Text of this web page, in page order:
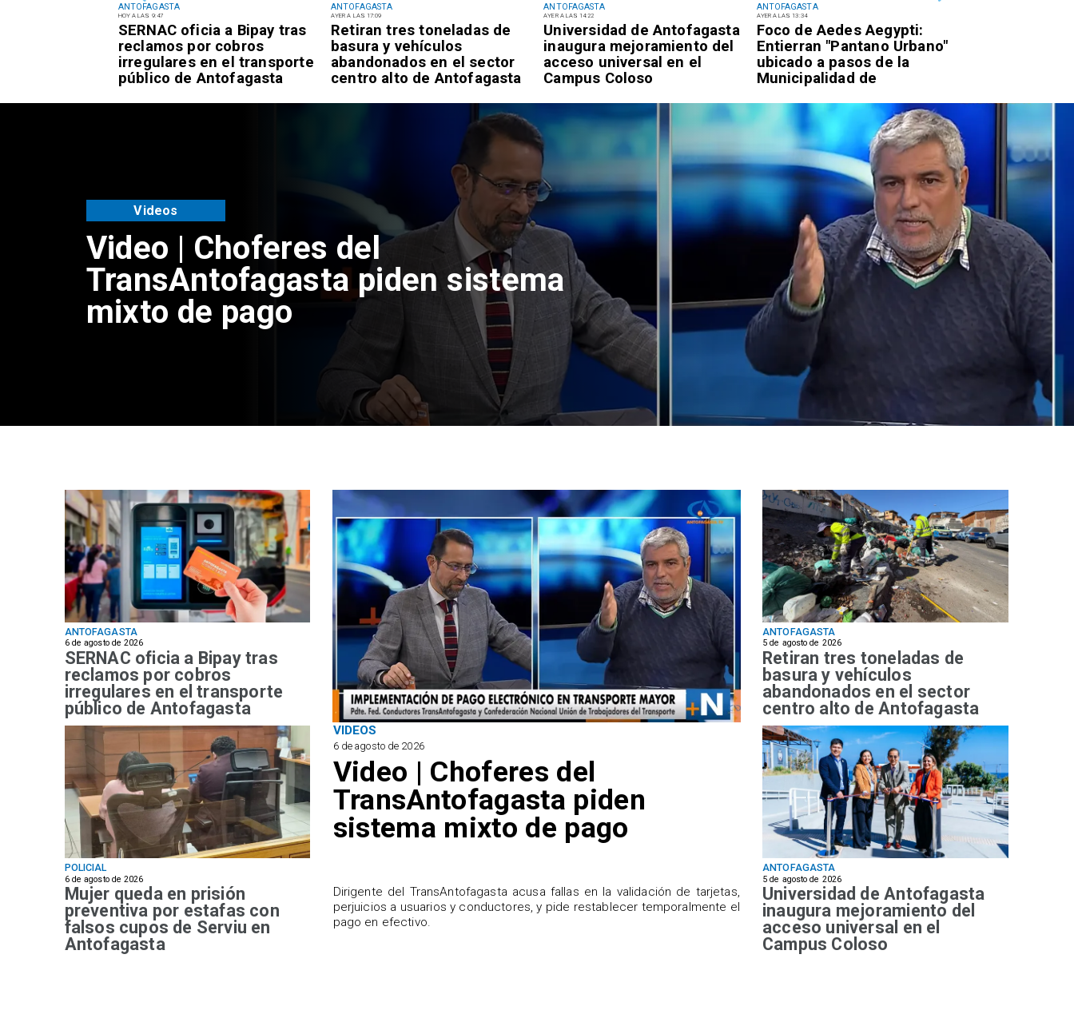
ANTOFAGASTA
HOY A LAS 9:47
SERNAC oficia a Bipay tras
reclamos por cobros
irregulares en el transporte
público de Antofagasta
ANTOFAGASTA
AYER A LAS 17:09
Retiran tres toneladas de
basura y vehículos
abandonados en el sector
centro alto de Antofagasta
ANTOFAGASTA
AYER A LAS 14:22
Universidad de Antofagasta
inaugura mejoramiento del
acceso universal en el
Campus Coloso
ANTOFAGASTA
AYER A LAS 13:34
Foco de Aedes Aegypti:
Entierran "Pantano Urbano"
ubicado a pasos de la
Municipalidad de
SERNAC oficia a Bipay tras
reclamos por cobros irregulares
en el transporte público de
Antofagasta
ANTOFAGASTA
6 de agosto de 2026
SERNAC oficia a Bipay tras
reclamos por cobros
irregulares en el transporte
público de Antofagasta
VIDEOS
6 de agosto de 2026
Video | Choferes del
TransAntofagasta piden
sistema mixto de pago
​Dirigente del TransAntofagasta acusa fallas en la validación de tarjetas,
perjuicios a usuarios y conductores, y pide restablecer temporalmente el
pago en efectivo.
POLICIAL
6 de agosto de 2026
Mujer queda en prisión
preventiva por estafas con
falsos cupos de Serviu en
Antofagasta
ANTOFAGASTA
5 de agosto de 2026
Retiran tres toneladas de
basura y vehículos
abandonados en el sector
centro alto de Antofagasta
ANTOFAGASTA
5 de agosto de 2026
Universidad de Antofagasta
inaugura mejoramiento del
acceso universal en el
Campus Coloso